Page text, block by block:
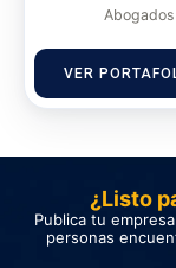
Abogados
VER
¿Listo
Publica tu
personas